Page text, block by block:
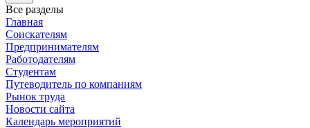
Все разделы
Главная
Соискателям
Предпринимателям
Работодателям
Студентам
Путеводитель по компаниям
Рынок труда
Новости сайта
Календарь мероприятий